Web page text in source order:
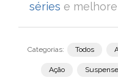
séries e
Categorias: Todos
Ação Suspense